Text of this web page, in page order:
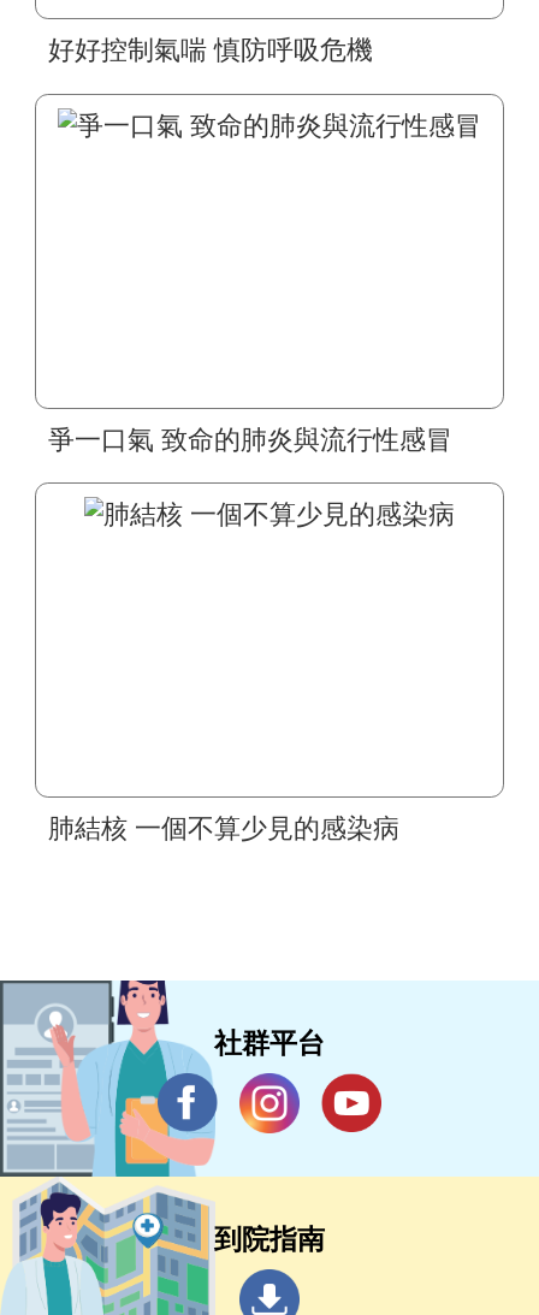
好好控制氣喘 慎防呼吸危機
爭一口氣 致命的肺炎與流行性感冒
肺結核 一個不算少見的感染病
社群平台
到院指南